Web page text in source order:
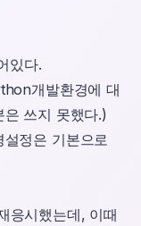
있다.
개발환경에 대
쓰지 못했다.)
정은 기본으로
응시했는데, 이때